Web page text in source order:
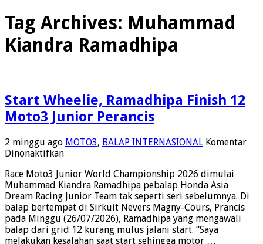
Tag Archives: Muhammad
Kiandra Ramadhipa
Start Wheelie, Ramadhipa Finish 12
Moto3 Junior Perancis
2 minggu ago MOTO3, BALAP INTERNASIONAL Komentar
Dinonaktifkanpada
Wheelie,
Ramadhipa
Finish
12
Moto3
Junior
Perancis
Race Moto3 Junior World Championship 2026 dimulai
Muhammad Kiandra Ramadhipa pebalap Honda Asia
Dream Racing Junior Team tak seperti seri sebelumnya. Di
balap bertempat di Sirkuit Nevers Magny-Cours, Prancis
pada Minggu (26/07/2026), Ramadhipa yang mengawali
balap dari grid 12 kurang mulus jalani start. “Saya
melakukan kesalahan saat start sehingga motor …